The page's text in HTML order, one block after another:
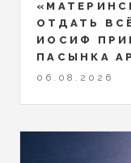
ОТДАТЬ
ИОСИФ
ПАСЫНКА
06.08.2026